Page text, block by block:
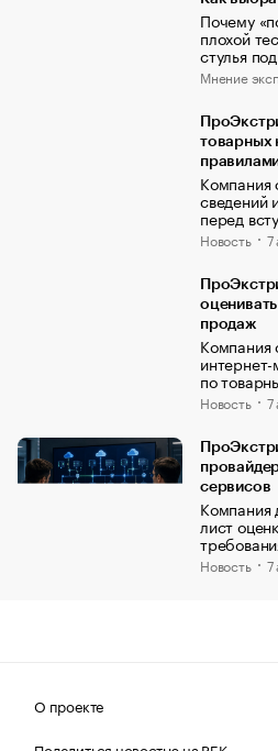
Почему
плохой
стулья
Мнение
товарных
Компания
сведений
перед
Новость 7
продаж
Компания
по
Новость 7
сервисов
Компания
лист
Новость 7
О проекте